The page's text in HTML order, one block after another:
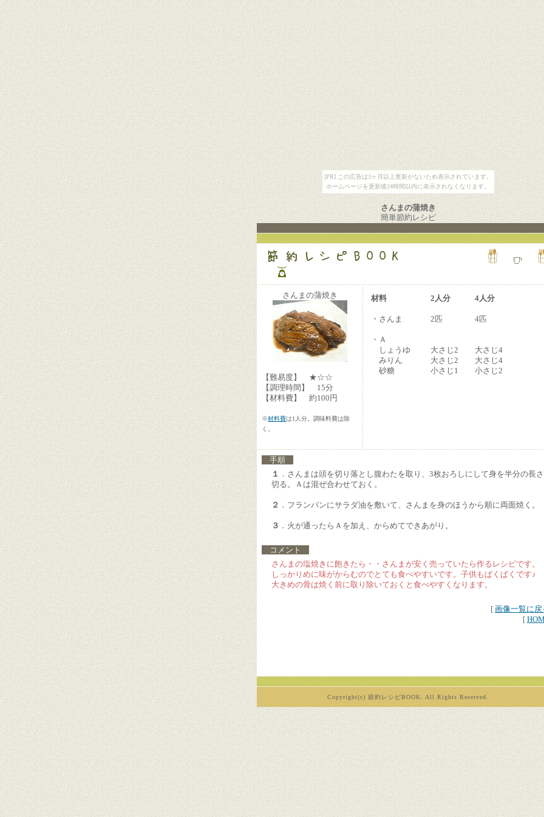
[PR] この広告は3ヶ月以上更新がないため表示されています。
ホームページを更新後24時間以内に表示されなくなります。
さんまの蒲焼き
簡単節約レシピ
さんまの蒲焼き
【難易度】 ★☆☆
【調理時間】 15分
【材料費】 約100円
※材料費は1人分。調味料費は除
く。
材料
・さんま
・Ａ
しょうゆ
みりん
砂糖
2人分
2匹
大さじ2
大さじ2
小さじ1
4人分
4匹
大さじ4
大さじ4
小さじ2
手順
１ ．さんまは頭を切り落とし腹わたを取り、3枚おろしにして身を半分の長
切る。Ａは混ぜ合わせておく。
２ ．フランパンにサラダ油を敷いて、さんまを身のほうから順に両面焼く。
３ ．火が通ったらＡを加え、からめてできあがり。
コメント
さんまの塩焼きに飽きたら・・さんまが安く売っていたら作るレシピです。
しっかりめに味がからむのでとても食べやすいです。子供もぱくぱくです♪
大きめの骨は焼く前に取り除いておくと食べやすくなります。
[ 画像一覧に戻
[
Copyright(c) 節約レシピBOOK. All Rights Reserved.